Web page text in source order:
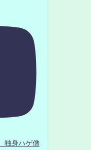
独身ハゲ僧